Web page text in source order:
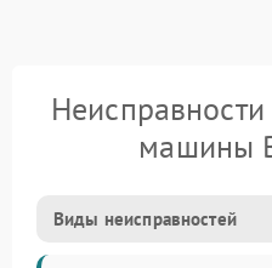
машины
Виды неисправностей